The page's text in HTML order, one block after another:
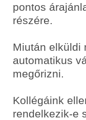
pontos
részére.
Miután elküldi
automatikus
megőrizni.
Kollégáink
rendelkezik-e